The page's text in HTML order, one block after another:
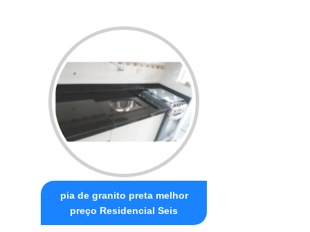
pia de granito preta melhor
preço Residencial Seis